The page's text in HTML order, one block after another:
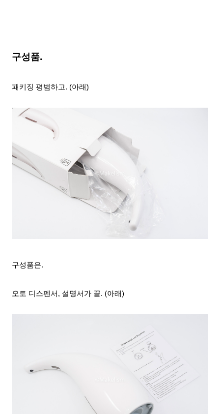
구성품.
패키징 평범하고. (아래)
구성품은.
오토 디스펜서, 설명서가 끝. (아래)